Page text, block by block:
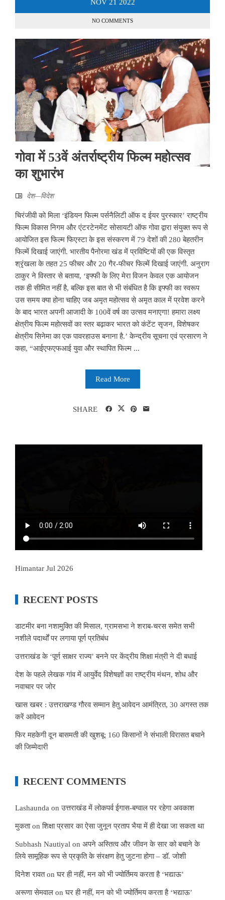
NOV 21 2022
NO COMMENTS
गोवा में 53वें अंतर्राष्ट्रीय फिल्म महोत्सव
का शुभारंभ
देश—विदेश
चिरंजीवी को मिला ‘इंडियन फिल्म पर्सनैलिटी ऑफ द ईयर पुरस्कार’ राष्ट्रीय
फिल्म विकास निगम और एंटरटेनमेंट सोसायटी ऑफ गोवा द्वारा संयुक्त रूप से
आयोजित इस फिल्म फिएस्टा के इस संस्करण में 79 देशों की 280 बेहतरीन
फिल्में दिखाई जाएंगी. भारतीय पैनोरमा खंड में प्रविष्टियों की एक विस्तृत
श्रृंखला के तहत 25 फीचर और 20 गैर-फीचर फिल्में दिखाई जाएंगी. अनुराग
ठाकुर ने विस्तार से बताया, ‘इफ्फी के लिए मेरा विजन केवल एक आयोजन
तक ही सीमित नहीं है, बल्कि इस बात से भी संबंधित है कि इफ्फी का स्वरूप
उस समय क्या होना चाहिए जब अमृत महोत्सव से अमृत काल में प्रवेश करने
के बाद भारत अपनी आजादी के 100वें वर्ष का उत्सव मनाएगा! हमारा लक्ष्य
क्षेत्रीय फिल्म महोत्सवों का स्तर बढ़ाकर भारत को कंटेंट सृजन, विशेषकर
क्षेत्रीय सिनेमा का एक पावरहाउस बनाना है.’ केन्द्रीय सूचना एवं प्रसारण ने
कहा, “आईएफएफआई युवा और स्थापित फिल्म ...
Read More
SHARE
Himantar Jul 2026
RECENT POSTS
डाटमीर बना नशामुक्ति की मिसाल, ग्रामसभा ने शराब-चरस समेत सभी
नशीले पदार्थों पर लगाया पूर्ण प्रतिबंध
उत्तराखंड के ‘पूर्ण साक्षर राज्य’ बनने पर केंद्रीय शिक्षा मंत्री ने दी बधाई
देश के पहले लेखक गांव में आयुर्वेद विशेषज्ञों का राष्ट्रीय मंथन, शोध और
नवाचार पर जोर
खास खबर : उत्तराखण्ड गौरव सम्मान हेतु आवेदन आमंत्रित, 30 अगस्त तक
करें आवेदन
फिर महकेगी दून बासमती की खुशबू: 160 किसानों ने संभाली विरासत बचाने
की जिम्मेदारी
RECENT COMMENTS
Lashaunda onउत्तराखंड में लोकपर्व ईगास-बग्वाल पर रहेगा अवकाश
मुकताonशिक्षा प्रसार का ऐसा जुनून प्रताप भैया में ही देखा जा सकता था
Subhash Nautiyal on अपने अस्तित्व और जीवन के सार को बचाने के
लिये सामूहिक रूप से प्रकृति के संरक्षण हेतु जुटना होगा – डॉ. जोशी
दिनेश रावतonघर ही नहीं, मन को भी ज्योर्तिमय करता है ‘भद्याऊ’
अरूणा सेमवाल onघर ही नहीं, मन को भी ज्योर्तिमय करता है ‘भद्याऊ’